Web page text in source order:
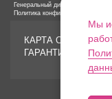
Генеральный директор ООО
Политика конфиденциальности
КАРТА САЙТА
ГАРАНТИИ
Мы